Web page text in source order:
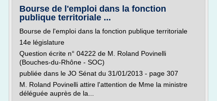
Bourse de l'emploi dans la fonction
publique territoriale ...
Bourse de l'emploi dans la fonction publique territoriale
14e législature
Question écrite n° 04222 de M. Roland Povinelli
(Bouches-du-Rhône - SOC)
publiée dans le JO Sénat du 31/01/2013 - page 307
M. Roland Povinelli attire l'attention de Mme la ministre
déléguée auprès de la...